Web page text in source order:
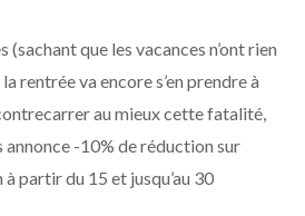
(sachant que les vacances n’ont rien
rentrée va encore s’en prendre à
au mieux cette fatalité,
-10% de réduction sur
à partir du 15 et jusqu’au 30